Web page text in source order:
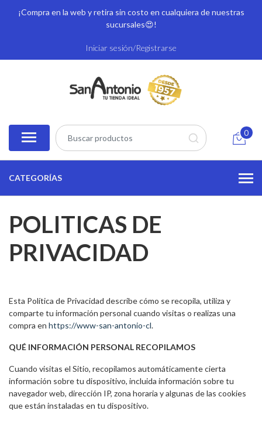
¡Compra en la web y retira sin costo en cualquiera de nuestras
sucursales😍!
Iniciar sesión/Registrarse
0
CATEGORÍAS
POLITICAS DE
PRIVACIDAD
Esta Política de Privacidad describe cómo se recopila, utiliza y
comparte tu información personal cuando visitas o realizas una
compra en https://www-san-antonio-cl.
QUÉ INFORMACIÓN PERSONAL RECOPILAMOS
Cuando visitas el Sitio, recopilamos automáticamente cierta
información sobre tu dispositivo, incluida información sobre tu
navegador web, dirección IP, zona horaria y algunas de las cookies
que están instaladas en tu dispositivo.